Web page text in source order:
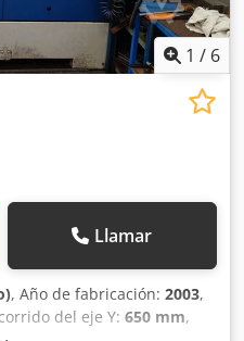
1 / 6
Llamar
, Año de fabricación: 2003,
del eje Y: 650 mm,